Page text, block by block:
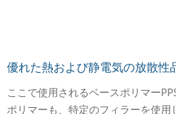
優れた熱および静電気の放散性
ここで使用されるベースポリマー
ポリマーも、特定のフィラーを使用